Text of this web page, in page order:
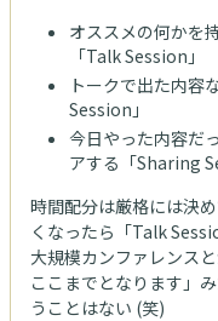
オススメの何かを
「Talk Session」
トークで出た内容
Session」
今日やった内容だ
アする「Sharing
時間配分は厳格には決
くなったら「Talk
大規模カンファレンス
ここまでとなります」
うことはない (笑)